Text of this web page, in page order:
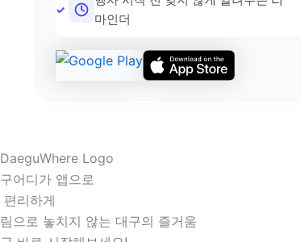
마인더
어디가 앱으로
편리하게
으로 놓치지 않는 대구의 즐거움